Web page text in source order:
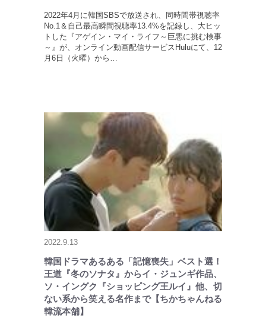
2022年4月に韓国SBSで放送され、同時間帯視聴率
No.1＆自己最高瞬間視聴率13.4%を記録し、大ヒッ
トした『アゲイン・マイ・ライフ～巨悪に挑む検事
～』が、オンライン動画配信サービスHuluにて、12
月6日（火曜）から…
2022.9.13
韓国ドラマあるある「記憶喪失」ベスト選！
王道『冬のソナタ』からイ・ジュンギ作品、
ソ・イングク『ショッピング王ルイ』他、切
ない系から笑える名作まで【ちかちゃんねる
韓流本舗】